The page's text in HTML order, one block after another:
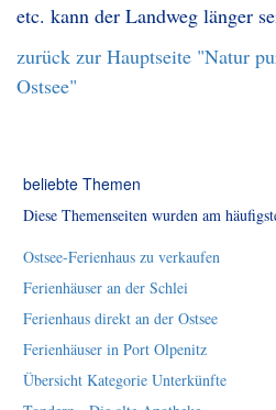
etc. kann der Landweg länger
zurück zur Hauptseite "Natur
Ostsee"
beliebte Themen
Diese Themenseiten wurden am
Ostsee-Ferienhaus zu verkaufen
Ferienhäuser an der Schlei
Ferienhaus direkt an der Ostsee
Ferienhäuser in Port Olpenitz
Übersicht Kategorie Unterkünfte